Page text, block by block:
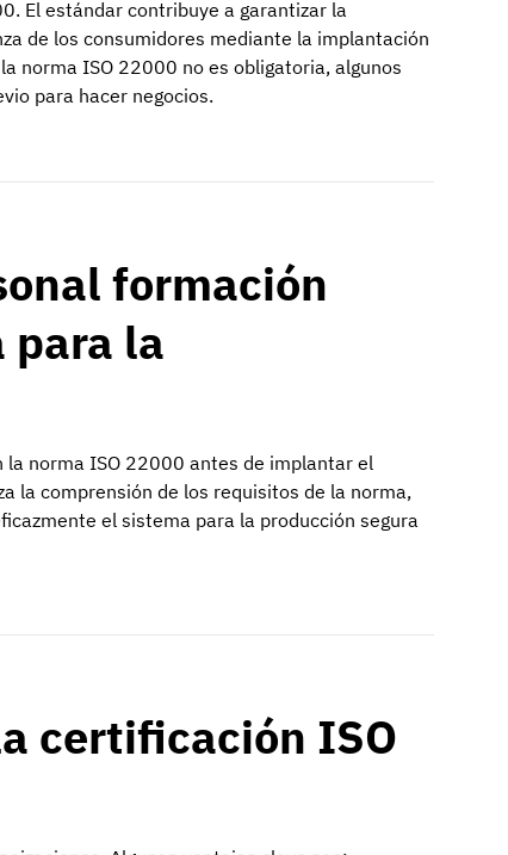
El estándar contribuye a garantizar la
de los consumidores mediante la implantación
norma ISO 22000 no es obligatoria, algunos
para hacer negocios.
formación
para la
norma ISO 22000 antes de implantar el
la comprensión de los requisitos de la norma,
el sistema para la producción segura
certificación ISO